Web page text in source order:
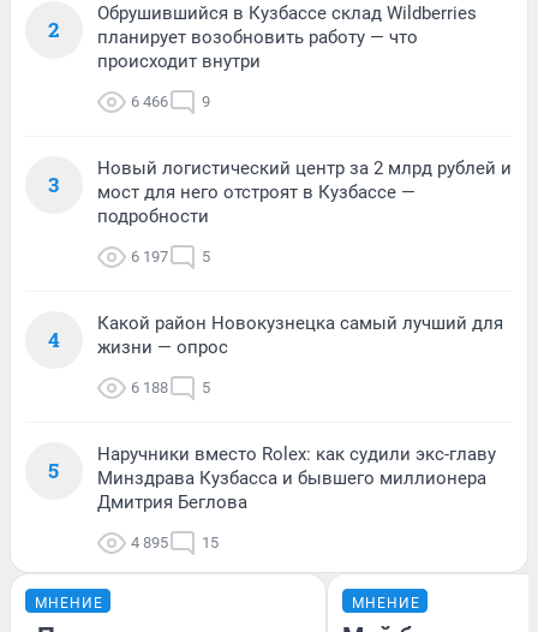
2
Обрушившийся в Кузбассе склад Wildberries
планирует возобновить работу — что
происходит внутри
6 466 9
3
Новый логистический центр за 2 млрд рублей и
мост для него отстроят в Кузбассе —
подробности
6 197 5
4
Какой район Новокузнецка самый лучший для
жизни — опрос
6 188 5
5
Наручники вместо Rolex: как судили экс-главу
Минздрава Кузбасса и бывшего миллионера
Дмитрия Беглова
4 895 15
МНЕНИЕ МНЕНИЕ